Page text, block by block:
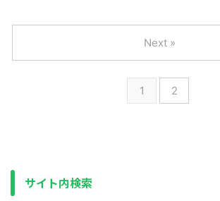
額もありますが有名なものは大抵
用報告書に記載されるそれ以外の
が、こちらの外国税に関して ...
うと、投資
ります。 言
資信託、マ
ETF、です
1 2
Next »
サイト内検索